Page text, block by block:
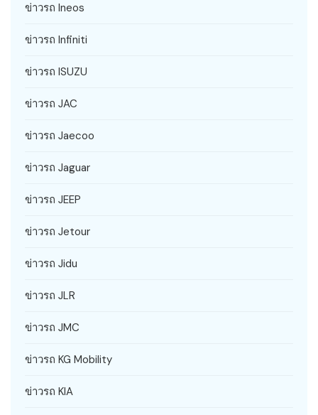
ข่าวรถ Ineos
ข่าวรถ Infiniti
ข่าวรถ ISUZU
ข่าวรถ JAC
ข่าวรถ Jaecoo
ข่าวรถ Jaguar
ข่าวรถ JEEP
ข่าวรถ Jetour
ข่าวรถ Jidu
ข่าวรถ JLR
ข่าวรถ JMC
ข่าวรถ KG Mobility
ข่าวรถ KIA